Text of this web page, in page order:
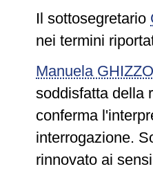
Il sottosegretario
nei termini
Manuela
soddisfatta della
conferma
interrogazione.
rinnovato ai